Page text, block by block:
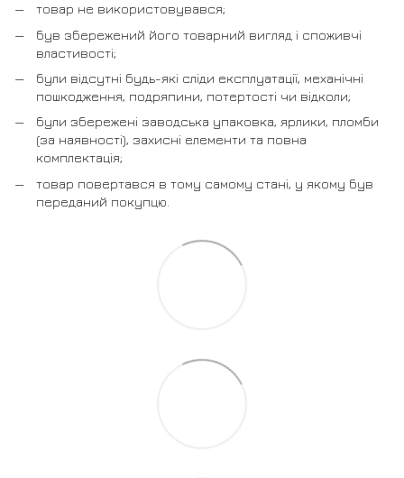
товар не використовувався;
був збережений його товарний вигляд і споживчі
властивості;
були відсутні будь-які сліди експлуатації, механічні
пошкодження, подряпини, потертості чи відколи;
були збережені заводська упаковка, ярлики, пломби
(за наявності), захисні елементи та повна
комплектація;
товар повертався в тому самому стані, у якому був
переданий покупцю.